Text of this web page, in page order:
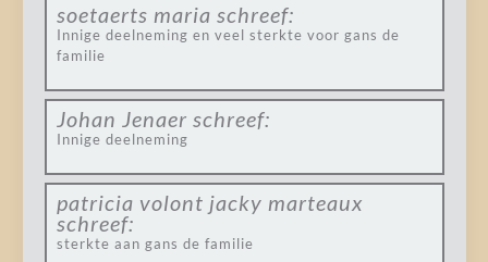
soetaerts maria schreef:
Innige deelneming en veel sterkte voor gans de
familie
Johan Jenaer schreef:
Innige deelneming
patricia volont jacky marteaux
schreef:
sterkte aan gans de familie